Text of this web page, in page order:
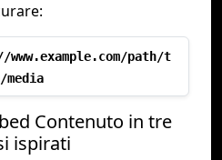
path/t
media
Contenuto in tre
ispirati